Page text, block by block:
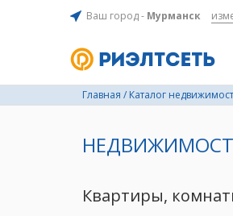
Ваш город - Мурманск
Главная / Каталог
Квартиры,